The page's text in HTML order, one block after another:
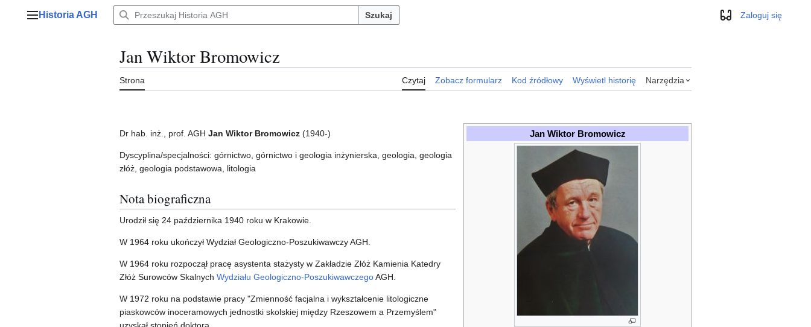
Menu główne
Historia AGH Szukaj WyglądZaloguj się
Jan Wiktor Bromowicz
Strona Czytaj Zobacz formularz Kod źródłowy Wyświetl historię Narzędzia
Jan Wiktor Bromowicz
Dr hab. inż., prof. AGH Jan Wiktor Bromowicz (1940-)
Dyscyplina/specjalności: górnictwo, górnictwo i geologia inżynierska, geologia, geologia
złóż, geologia podstawowa, litologia
Nota biograficzna
Urodził się 24 października 1940 roku w Krakowie.
W 1964 roku ukończył Wydział Geologiczno-Poszukiwawczy AGH.
W 1964 roku rozpoczął pracę asystenta stażysty w Zakładzie Złóż Kamienia Katedry
Złóż Surowców Skalnych Wydziału Geologiczno-PoszukiwawczegoAGH.
W 1972 roku na podstawie pracy "Zmienność facjalna i wykształcenie litologiczne
piaskowców inoceramowych jednostki skolskiej między Rzeszowem a Przemyślem"